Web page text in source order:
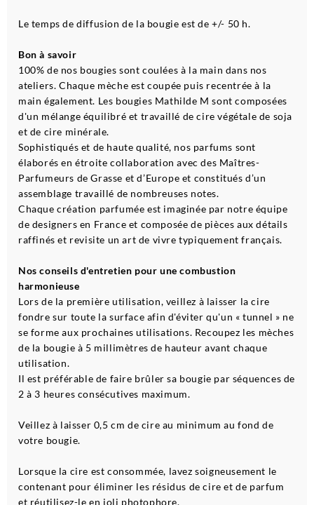
Le temps de diffusion de la bougie est de +/- 50 h.
Bon à savoir
100% de nos bougies sont coulées à la main dans nos
ateliers. Chaque mèche est coupée puis recentrée à la
main également. Les bougies Mathilde M sont composées
d'un mélange équilibré et travaillé de cire végétale de soja
et de cire minérale.
Sophistiqués et de haute qualité, nos parfums sont
élaborés en étroite collaboration avec des Maîtres-
Parfumeurs de Grasse et d’Europe et constitués d’un
assemblage travaillé de nombreuses notes.
Chaque création parfumée est imaginée par notre équipe
de designers en France et composée de pièces aux détails
raffinés et revisite un art de vivre typiquement français.
Nos conseils d'entretien pour une combustion
harmonieuse
Lors de la première utilisation, veillez à laisser la cire
fondre sur toute la surface afin d'éviter qu'un « tunnel » ne
se forme aux prochaines utilisations. Recoupez les mèches
de la bougie à 5 millimètres de hauteur avant chaque
utilisation.
Il est préférable de faire brûler sa bougie par séquences de
2 à 3 heures consécutives maximum.
Veillez à laisser 0,5 cm de cire au minimum au fond de
votre bougie.
Lorsque la cire est consommée, lavez soigneusement le
contenant pour éliminer les résidus de cire et de parfum
et réutilisez-le en joli photophore.